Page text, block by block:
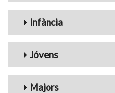
Infància
Jóvens
Majors